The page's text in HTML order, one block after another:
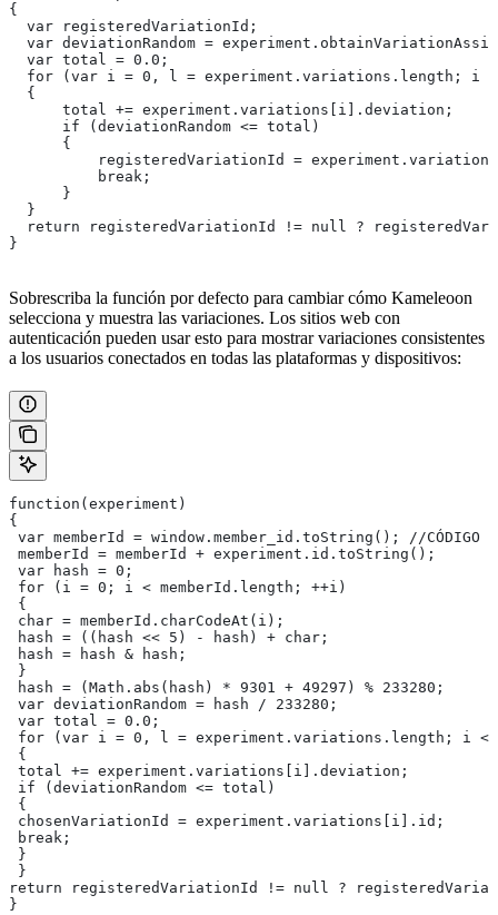
{
  var registeredVariationId;
var deviationRandom =
  var total = 0.0;
for (var i = 0, l = experiment.variations.length; i
  {
      total += experiment.variations[i].deviation;
      if (deviationRandom <= total)
      {
registeredVariationId =
          break;
      }
  }
return registeredVariationId != null ?
}
Sobrescriba la función por defecto para cambiar cómo Kameleoon
selecciona y muestra las variaciones. Los sitios web con
autenticación pueden usar esto para mostrar variaciones consistentes
a los usuarios conectados en todas las plataformas y dispositivos:
function(experiment)
{
var memberId = window.member_id.toString(); //
memberId = memberId + experiment.id.toString();
var hash = 0;
for (i = 0; i < memberId.length; ++i)
{
char = memberId.charCodeAt(i);
hash = ((hash << 5) - hash) + char;
hash = hash & hash;
}
hash = (Math.abs(hash) * 9301 + 49297) % 233280;
var deviationRandom = hash / 233280;
var total = 0.0;
for (var i = 0, l = experiment.variations.length; i
{
total += experiment.variations[i].deviation;
if (deviationRandom <= total)
{
chosenVariationId = experiment.variations[i].id;
break;
}
}
return registeredVariationId != null ?
}